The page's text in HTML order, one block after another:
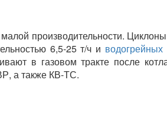
производительности.
6,5-25 т/ч и водогрейных
в газовом тракте после
а также КВ-ТС.